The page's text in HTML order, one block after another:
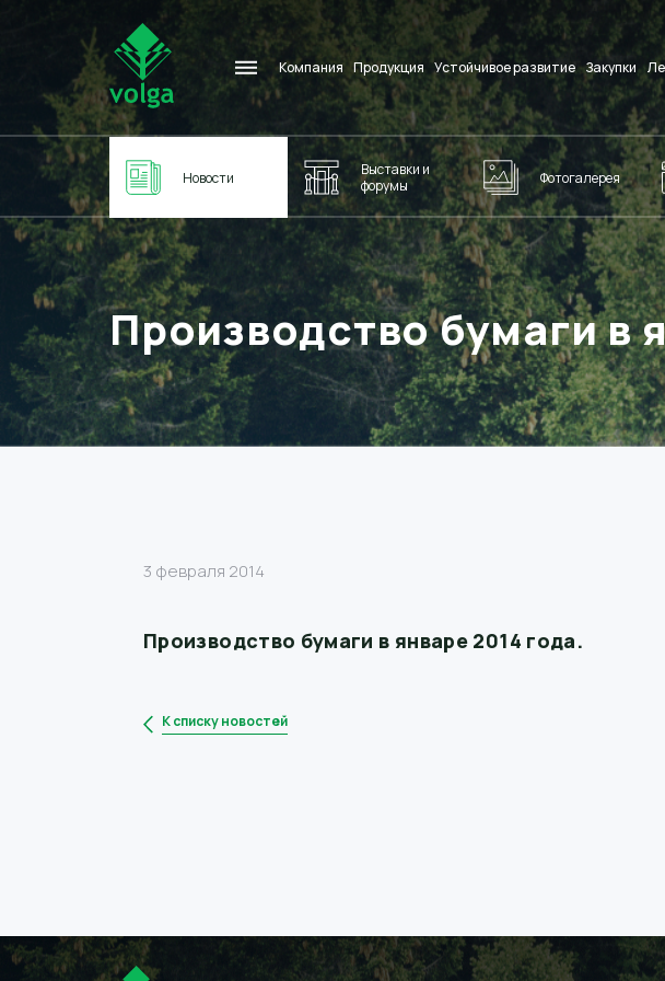
Компания Продукция Устойчивое развитие Закупки
Новости
Выставки и
форумы
Фотогалерея
Производство бумаги в
3 февраля 2014
Производство бумаги в январе 2014 года.
К списку новостей